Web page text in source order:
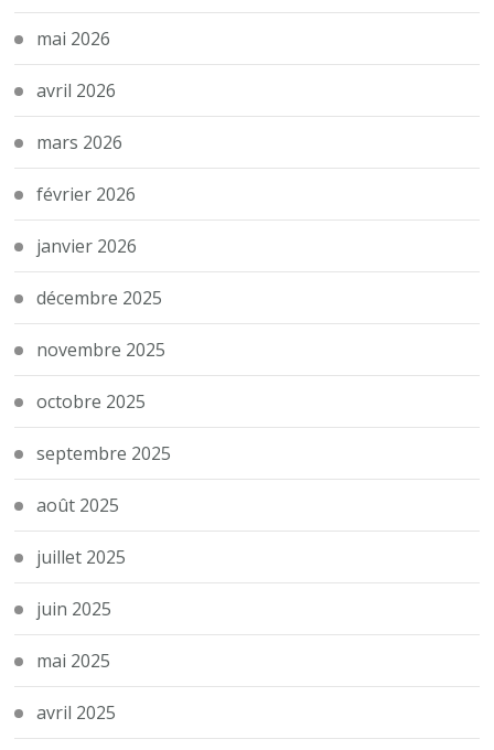
mai 2026
avril 2026
mars 2026
février 2026
janvier 2026
décembre 2025
novembre 2025
octobre 2025
septembre 2025
août 2025
juillet 2025
juin 2025
mai 2025
avril 2025